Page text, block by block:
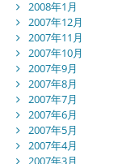
2008年1月
2007年12月
2007年11月
2007年10月
2007年9月
2007年8月
2007年7月
2007年6月
2007年5月
2007年4月
2007年3月